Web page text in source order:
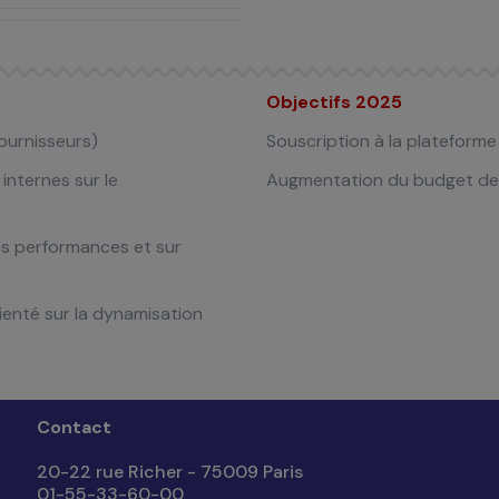
sur le
performances et sur
sur la dynamisation
Objectifs 2025
Souscription à la
Augmentation du budget de
Contact
20-22 rue Richer - 75009 Paris
01-55-33-60-00